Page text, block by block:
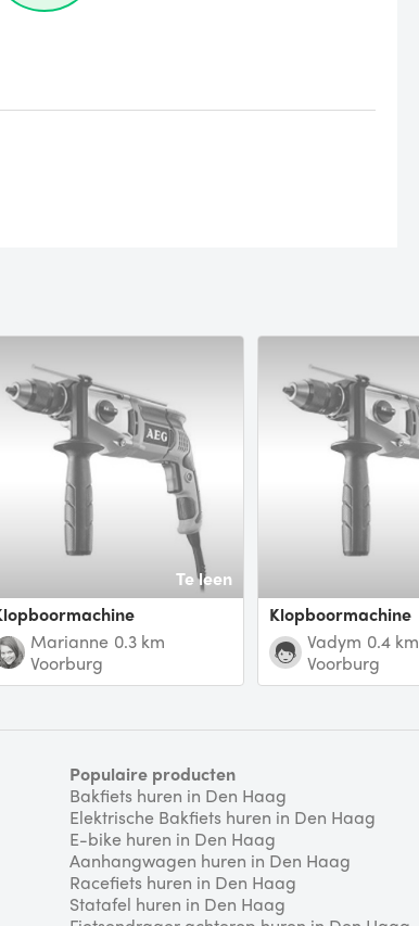
Te leen
Klopboormachine
Marianne 0.3 km
Voorburg
Klopboormachine
Vadym 0.4 km
Voorburg
Populaire producten
Bakfiets huren in Den Haag
Elektrische Bakfiets huren in Den Haag
E-bike huren in Den Haag
Aanhangwagen huren in Den Haag
Racefiets huren in Den Haag
Statafel huren in Den Haag